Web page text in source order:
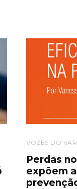
VOZES DO
Perdas
expõem